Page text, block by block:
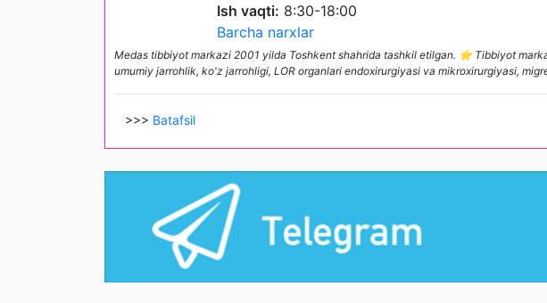
Ish vaqti: 8:30-18:00
Barcha narxlar
Medas tibbiyot markazi 2001 yilda Toshkent shahrida tashkil etilgan. ⭐️ Tibbiyot
umumiy jarrohlik, ko'z jarrohligi, LOR organlari endoxirurgiyasi va mikroxirurgiyasi,
>>> Batafsil